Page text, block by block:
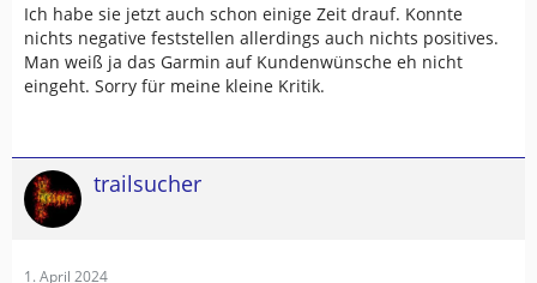
Ich habe sie jetzt auch schon einige Zeit drauf. Konnte
nichts negative feststellen allerdings auch nichts positives.
Man weiß ja das Garmin auf Kundenwünsche eh nicht
eingeht. Sorry für meine kleine Kritik.
trailsucher
1. April 2024